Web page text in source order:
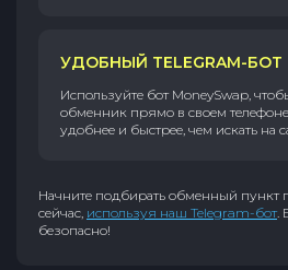
УДОБНЫЙ TELEGRAM-БОТ
Используйте бот MoneySwap,
обменник прямо в своем
удобнее и быстрее, чем искать на
Начните подбирать обменный
сейчас, используя наш Telegram-бот.
безопасно!